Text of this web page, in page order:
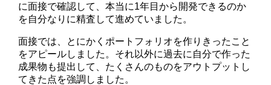
に面接で確認して、本当に1年目から開発できるのか
を自分なりに精査して進めていました。
面接では、とにかくポートフォリオを作りきったこと
をアピールしました。それ以外に過去に自分で作った
成果物も提出して、たくさんのものをアウトプットし
てきた点を強調しました。